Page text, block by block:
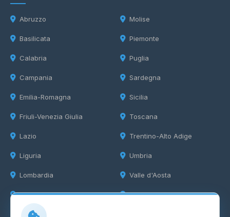
Abruzzo
Basilicata
Calabria
Campania
Emilia-Romagna
Friuli-Venezia Giulia
Lazio
Liguria
Lombardia
Marche
Molise
Piemonte
Puglia
Sardegna
Sicilia
Toscana
Trentino-Alto Adige
Umbria
Valle d'Aosta
Veneto